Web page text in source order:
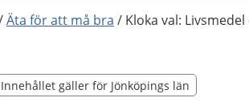
Äta för att må bra Kloka val:
Innehållet gäller för Jönköpings län
Innehållet gäller för Jönköpings län